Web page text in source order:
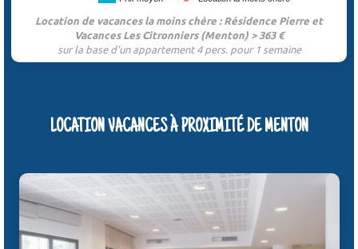
Location de vacances la moins chère : Résidence Pierre et
Vacances Les Citronniers (Menton) > 363 €
sur la base d'un appartement 4 pers. pour 1 semaine
LOCATION VACANCES À PROXIMITÉ DE MENTON